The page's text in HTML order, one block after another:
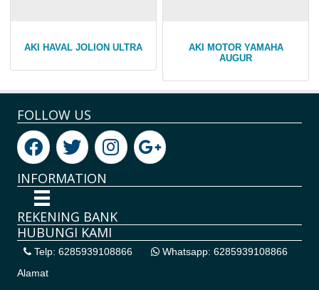
AKI HAVAL JOLION ULTRA
AKI MOTOR YAMAHA
AUGUR
FOLLOW US
INFORMATION
REKENING BANK
HUBUNGI KAMI
Telp: 6285939108866
Whatsapp: 6285939108866
Alamat